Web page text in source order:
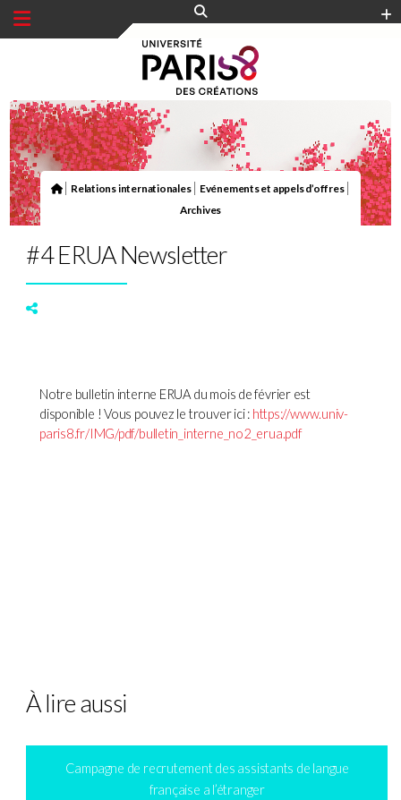
Relations internationales Evénements et appels d’offres
Archives
#4 ERUA Newsletter
Notre bulletin interne ERUA du mois de février est
disponible ! Vous pouvez le trouver ici : https://www.univ-
paris8.fr/IMG/pdf/bulletin_interne_no2_erua.pdf
À lire aussi
Campagne de recrutement des assistants de langue
française a l’étranger
Panneau de gestion des cookies